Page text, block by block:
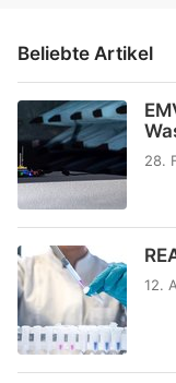
Beliebte Artikel
28.
12.